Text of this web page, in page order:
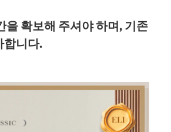
을 확보해 주셔야 하며, 기존
합니다.